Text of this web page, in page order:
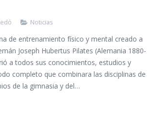
Noticias
de entrenamiento físico y mental creado a
Joseph Hubertus Pilates (Alemania 1880-
a todos sus conocimientos, estudios y
completo que combinara las disciplinas de
de la gimnasia y del…